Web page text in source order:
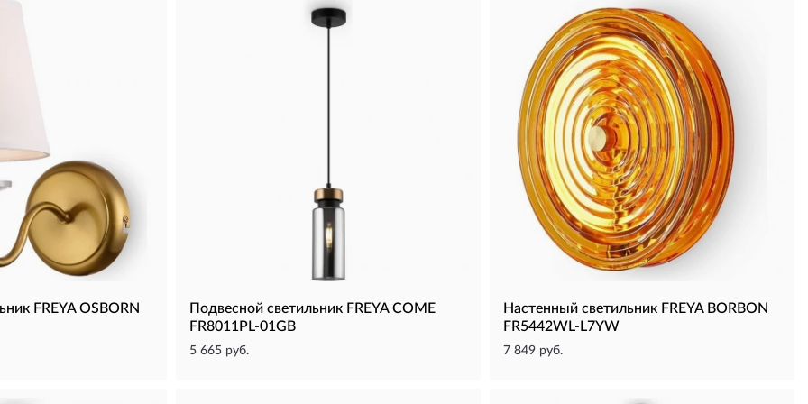
FREYA OSBORN
Подвесной светильник FREYA COME
FR8011PL-01GB
5 665 руб.
Настенный светильник FREYA BORBON
FR5442WL-L7YW
7 849 руб.